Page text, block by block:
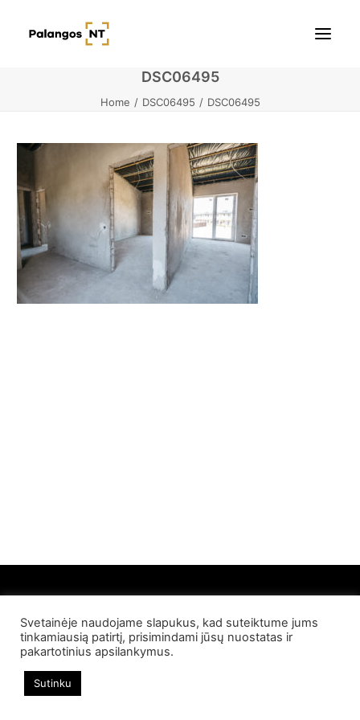
Butai
Namai / Kotedžai
Žemės sklypai
Kontaktai
DSC06495
Home DSC06495 DSC06495
© 2022 Palangos NT. Visos teisės saugomos
Svetainėje naudojame slapukus, kad suteiktume jums
tinkamiausią patirtį, prisimindami jūsų nuostatas ir
pakartotinius apsilankymus.
Sutinku